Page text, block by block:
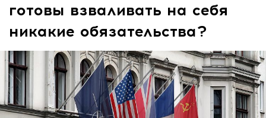
готовы взваливать на себя
никакие обязательства?